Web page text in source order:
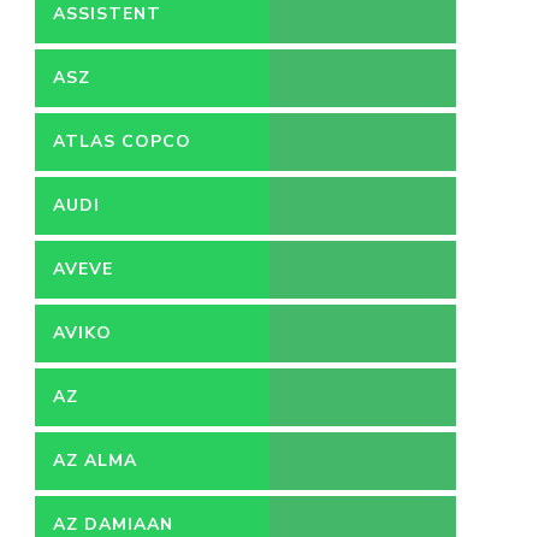
ASSISTENT
ACCOUNTANT
ASZ
ATLAS COPCO
AUDI
AVEVE
AVIKO
AZ
AZ ALMA
AZ DAMIAAN